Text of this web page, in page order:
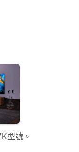
型號。